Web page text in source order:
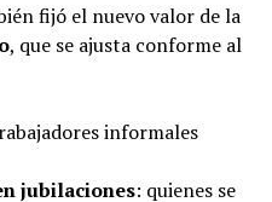
fijó el nuevo valor de la
, que se ajusta conforme al
informales
jubilaciones: quienes se